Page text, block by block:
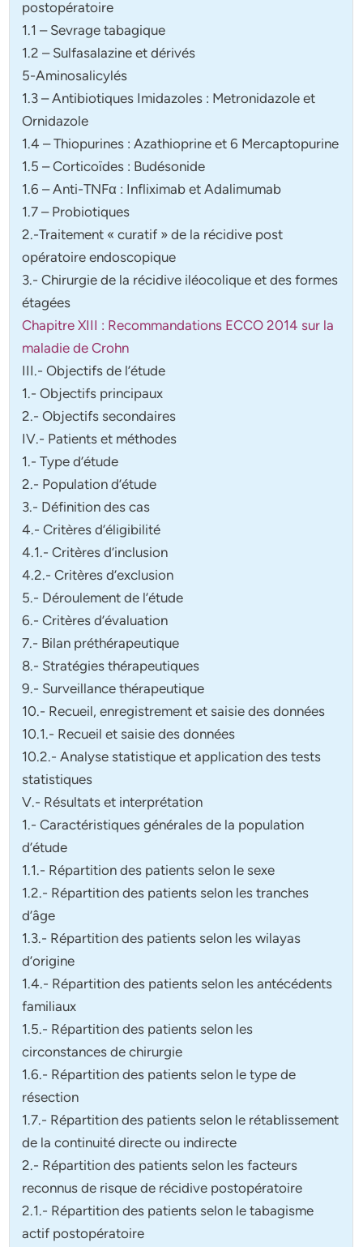
postopératoire
1.1 – Sevrage tabagique
1.2 – Sulfasalazine et dérivés
5-Aminosalicylés
1.3 – Antibiotiques Imidazoles : Metronidazole et
Ornidazole
1.4 – Thiopurines : Azathioprine et 6 Mercaptopurine
1.5 – Corticoïdes : Budésonide
1.6 – Anti-TNFα : Infliximab et Adalimumab
1.7 – Probiotiques
2.-Traitement « curatif » de la récidive post
opératoire endoscopique
3.- Chirurgie de la récidive iléocolique et des formes
étagées
Chapitre XIII : Recommandations ECCO 2014 sur la
maladie de Crohn
III.- Objectifs de l’étude
1.- Objectifs principaux
2.- Objectifs secondaires
IV.- Patients et méthodes
1.- Type d’étude
2.- Population d’étude
3.- Définition des cas
4.- Critères d’éligibilité
4.1.- Critères d’inclusion
4.2.- Critères d’exclusion
5.- Déroulement de l’étude
6.- Critères d’évaluation
7.- Bilan préthérapeutique
8.- Stratégies thérapeutiques
9.- Surveillance thérapeutique
10.- Recueil, enregistrement et saisie des données
10.1.- Recueil et saisie des données
10.2.- Analyse statistique et application des tests
statistiques
V.- Résultats et interprétation
1.- Caractéristiques générales de la population
d’étude
1.1.- Répartition des patients selon le sexe
1.2.- Répartition des patients selon les tranches
d’âge
1.3.- Répartition des patients selon les wilayas
d’origine
1.4.- Répartition des patients selon les antécédents
familiaux
1.5.- Répartition des patients selon les
circonstances de chirurgie
1.6.- Répartition des patients selon le type de
résection
1.7.- Répartition des patients selon le rétablissement
de la continuité directe ou indirecte
2.- Répartition des patients selon les facteurs
reconnus de risque de récidive postopératoire
2.1.- Répartition des patients selon le tabagisme
actif postopératoire